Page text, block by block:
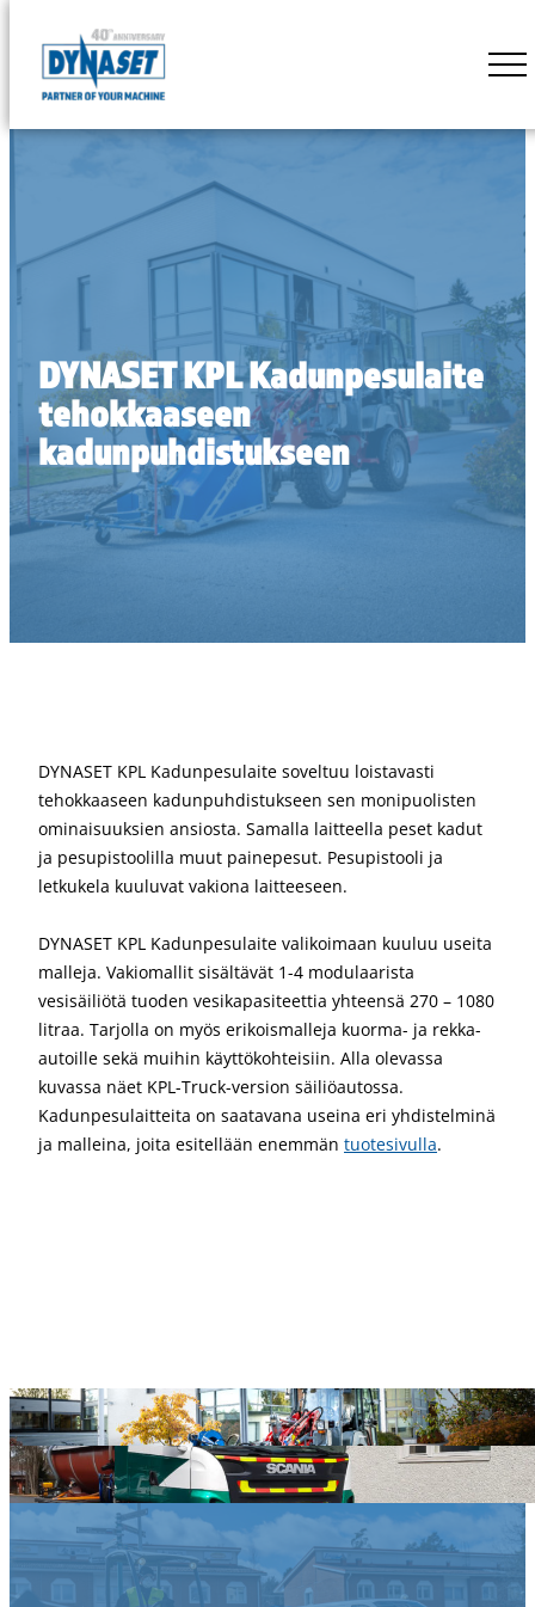
suoraan
sisältöön
DYNASET
by
DYNASET KPL Kadunpesulaite
tehokkaaseen
kadunpuhdistukseen
DYNASET KPL Kadunpesulaite soveltuu loistavasti
tehokkaaseen kadunpuhdistukseen sen monipuolisten
ominaisuuksien ansiosta. Samalla laitteella peset kadut
ja pesupistoolilla muut painepesut. Pesupistooli ja
letkukela kuuluvat vakiona laitteeseen.
DYNASET KPL Kadunpesulaite valikoimaan kuuluu useita
malleja. Vakiomallit sisältävät 1-4 modulaarista
vesisäiliötä tuoden vesikapasiteettia yhteensä 270 – 1080
litraa. Tarjolla on myös erikoismalleja kuorma- ja rekka-
autoille sekä muihin käyttökohteisiin. Alla olevassa
kuvassa näet KPL-Truck-version säiliöautossa.
Kadunpesulaitteita on saatavana useina eri yhdistelminä
ja malleina, joita esitellään enemmän tuotesivulla.